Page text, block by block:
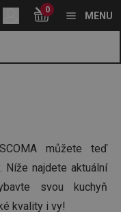
0
MENU
můžete teď
Níže najdete aktuální
svou kuchyň
kvality i vy!